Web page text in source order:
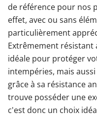
de référence pour nos
effet, avec ou sans
particulièrement
Extrêmement résistant
idéale pour protéger
intempéries, mais
grâce à sa résistance
trouve posséder une
c'est donc un choix